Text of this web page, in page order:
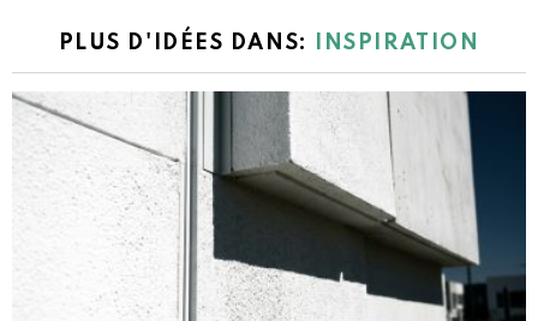
PLUS D'IDÉES DANS: INSPIRATION